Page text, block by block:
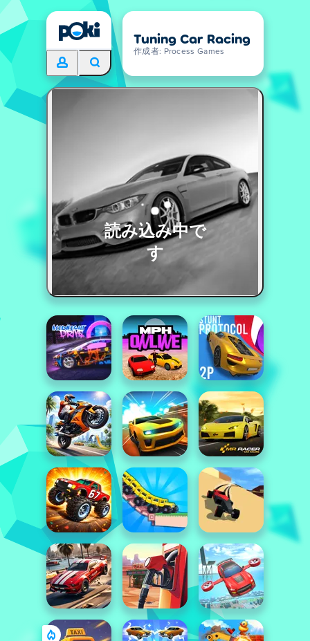
Tuning Car Racing
作成者: Process Games
読み込み中で
す